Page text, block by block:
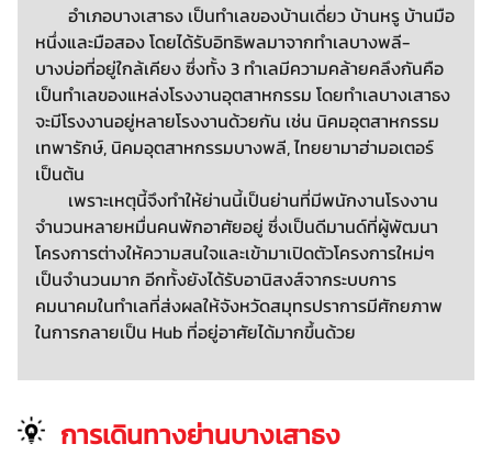
อำเภอบางเสาธง เป็นทำเลของบ้านเดี่ยว บ้านหรู บ้านมือ
หนึ่งและมือสอง โดยได้รับอิทธิพลมาจากทำเลบางพลี-
บางบ่อที่อยู่ใกล้เคียง ซึ่งทั้ง 3 ทำเลมีความคล้ายคลึงกันคือ
เป็นทำเลของแหล่งโรงงานอุตสาหกรรม โดยทำเลบางเสาธง
จะมีโรงงานอยู่หลายโรงงานด้วยกัน เช่น นิคมอุตสาหกรรม
เทพารักษ์, นิคมอุตสาหกรรมบางพลี, ไทยยามาฮ่ามอเตอร์
เป็นต้น
เพราะเหตุนี้จึงทำให้ย่านนี้เป็นย่านที่มีพนักงานโรงงาน
จำนวนหลายหมื่นคนพักอาศัยอยู่ ซึ่งเป็นดีมานด์ที่ผู้พัฒนา
โครงการต่างให้ความสนใจและเข้ามาเปิดตัวโครงการใหม่ๆ
เป็นจำนวนมาก อีกทั้งยังได้รับอานิสงส์จากระบบการ
คมนาคมในทำเลที่ส่งผลให้จังหวัดสมุทรปราการมีศักยภาพ
ในการกลายเป็น Hub ที่อยู่อาศัยได้มากขึ้นด้วย
การเดินทางย่านบางเสาธง